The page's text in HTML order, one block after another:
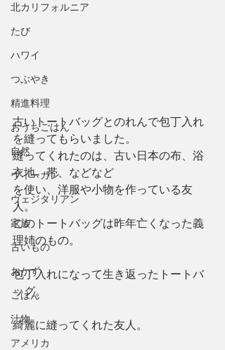
北カリフォルニア
たび
ハワイ
つぶやき
精進料理
おうちごはん
自然
ヴィーガン
ヴェジタリアン
家族
古いもの
おかず
ごはん
汁物
アメリカ
古いトートバッグとのれんで包丁入れ
を縫ってもらいました。
縫ってくれたのは、古い日本の布、浴
衣地、帯、などなど
を使い、洋服や小物を作っている友
人。
このトートバッグは昨年亡くなった義
理姉のもの。
包丁入れになって生き返ったトートバ
ッグ。
綺麗に縫ってくれた友人。